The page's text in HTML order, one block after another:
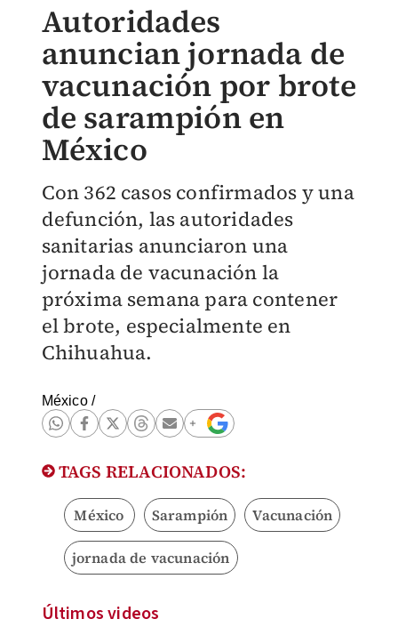
Autoridades
anuncian jornada de
vacunación por brote
de sarampión en
México
Con 362 casos confirmados y una
defunción, las autoridades
sanitarias anunciaron una
jornada de vacunación la
próxima semana para contener
el brote, especialmente en
Chihuahua.
México/
TAGS RELACIONADOS:
México Sarampión Vacunación
jornada de vacunación
Últimos videos